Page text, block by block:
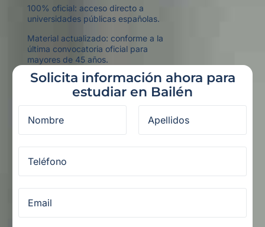
100% oficial: acceso directo a
universidades públicas españolas.
Material actualizado: conforme a la
última convocatoria oficial para
mayores de 45 años.
Solicita información ahora para
estudiar en Bailén